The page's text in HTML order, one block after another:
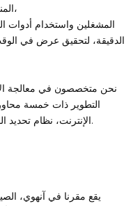
المنتجات في المصنع، إلى إنتاج الأدوات الآلية،
المشغلين واستخدام أدوات
نحن متخصصون في معالجة
التطوير ذات خمسة
الإنترنت، نظام تحديد المواقع صفر وغيرها من المعدات المتقدمة.